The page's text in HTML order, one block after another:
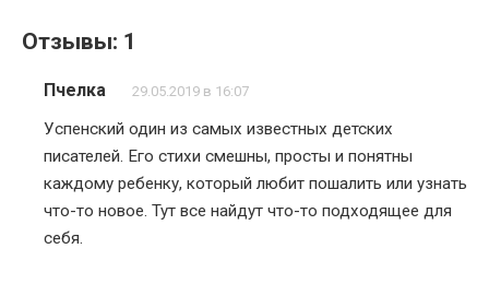
Отзывы: 1
Пчелка 29.05.2019 в 16:07
Успенский один из самых известных детских
писателей. Его стихи смешны, просты и понятны
каждому ребенку, который любит пошалить или узнать
что-то новое. Тут все найдут что-то подходящее для
себя.